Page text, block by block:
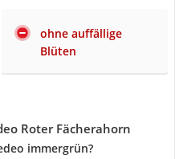
ohne auffällige
Blüten
Roter Fächerahorn
immergrün?